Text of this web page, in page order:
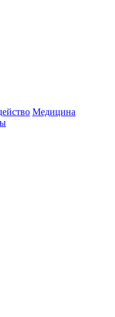
Медицина